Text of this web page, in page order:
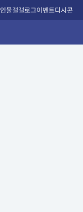
인물갤갤로그이벤트디시콘